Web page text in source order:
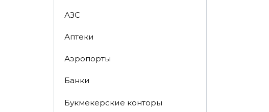
АЗС
Аптеки
Аэропорты
Банки
Букмекерские конторы